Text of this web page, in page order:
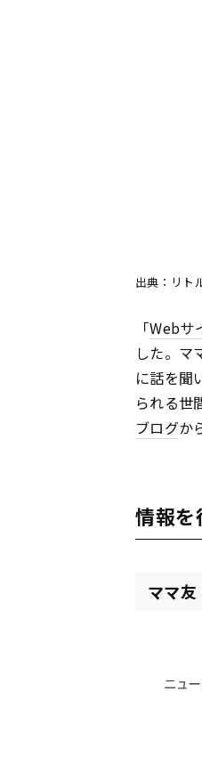
出典：リト
「Webサ
した。マ
に話を聞
られる世
ブログか
情報を
ママ